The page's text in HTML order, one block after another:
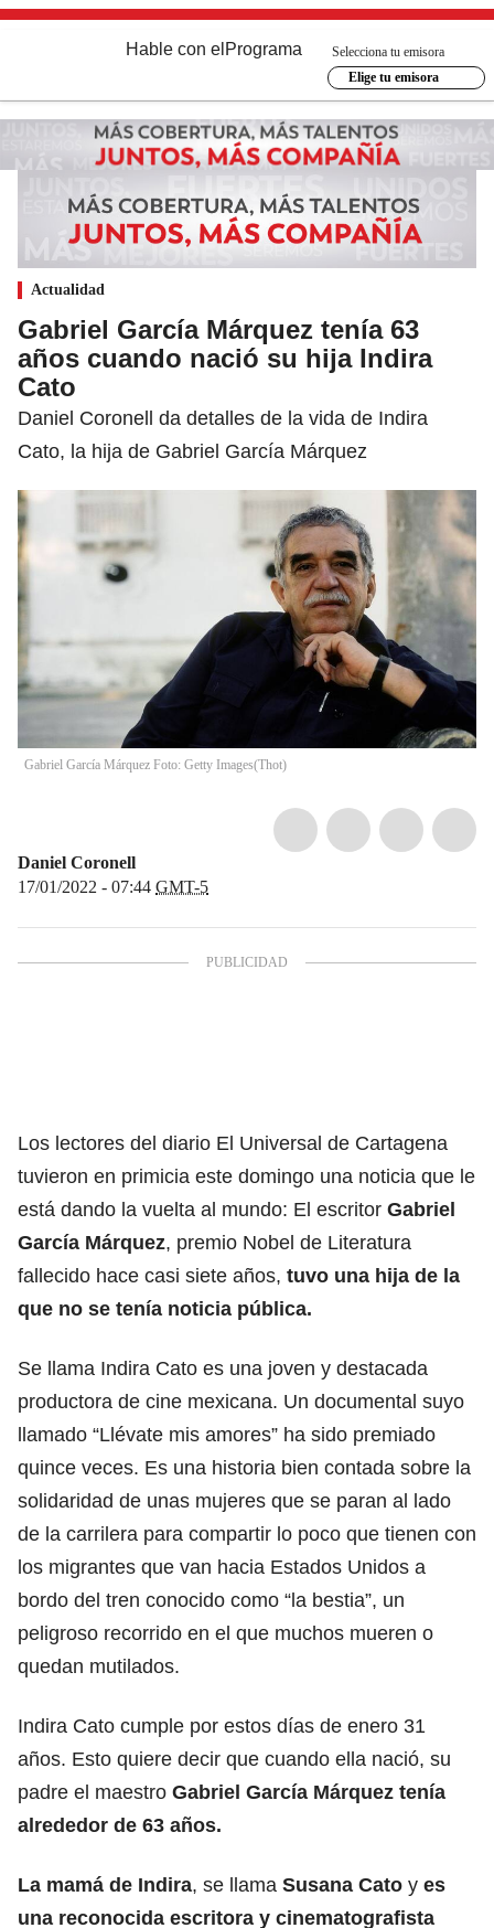
Hable con el Programa
Selecciona tu emisora
Elige tu emisora
Actualidad
Gabriel García Márquez tenía 63
años cuando nació su hija Indira
Cato
Daniel Coronell da detalles de la vida de Indira
Cato, la hija de Gabriel García Márquez
Gabriel García Márquez Foto: Getty Images(Thot)
Daniel Coronell
17/01/2022 - 07:44 GMT-5
Los lectores del diario El Universal de Cartagena
tuvieron en primicia este domingo una noticia que le
está dando la vuelta al mundo: El escritor Gabriel
García Márquez, premio Nobel de Literatura
fallecido hace casi siete años, tuvo una hija de la
que no se tenía noticia pública.
Se llama Indira Cato es una joven y destacada
productora de cine mexicana. Un documental suyo
llamado “Llévate mis amores” ha sido premiado
quince veces. Es una historia bien contada sobre la
solidaridad de unas mujeres que se paran al lado
de la carrilera para compartir lo poco que tienen con
los migrantes que van hacia Estados Unidos a
bordo del tren conocido como “la bestia”, un
peligroso recorrido en el que muchos mueren o
quedan mutilados.
Indira Cato cumple por estos días de enero 31
años. Esto quiere decir que cuando ella nació, su
padre el maestro Gabriel García Márquez tenía
alrededor de 63 años.
La mamá de Indira, se llama Susana Cato y es
una reconocida escritora y cinematografista